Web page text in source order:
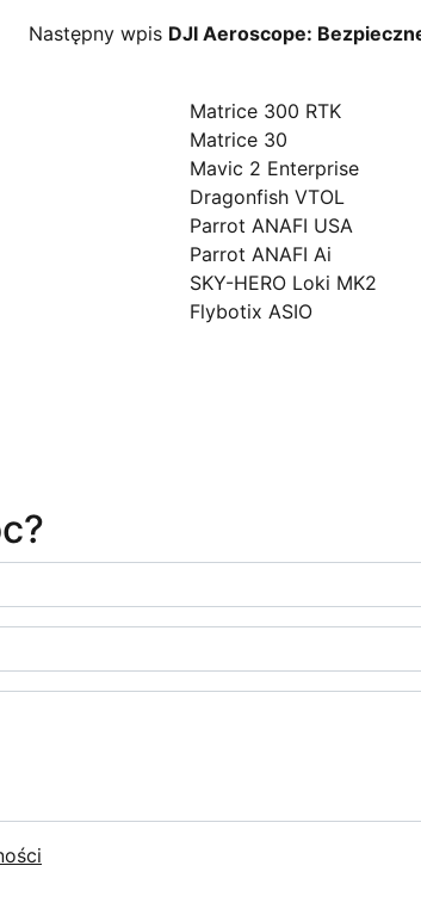
Następny wpis DJI Aeroscope:
Matrice 300 RTK
Matrice 30
Mavic 2 Enterprise
Dragonfish VTOL
Parrot ANAFI USA
Parrot ANAFI Ai
SKY-HERO Loki MK2
Flybotix ASIO